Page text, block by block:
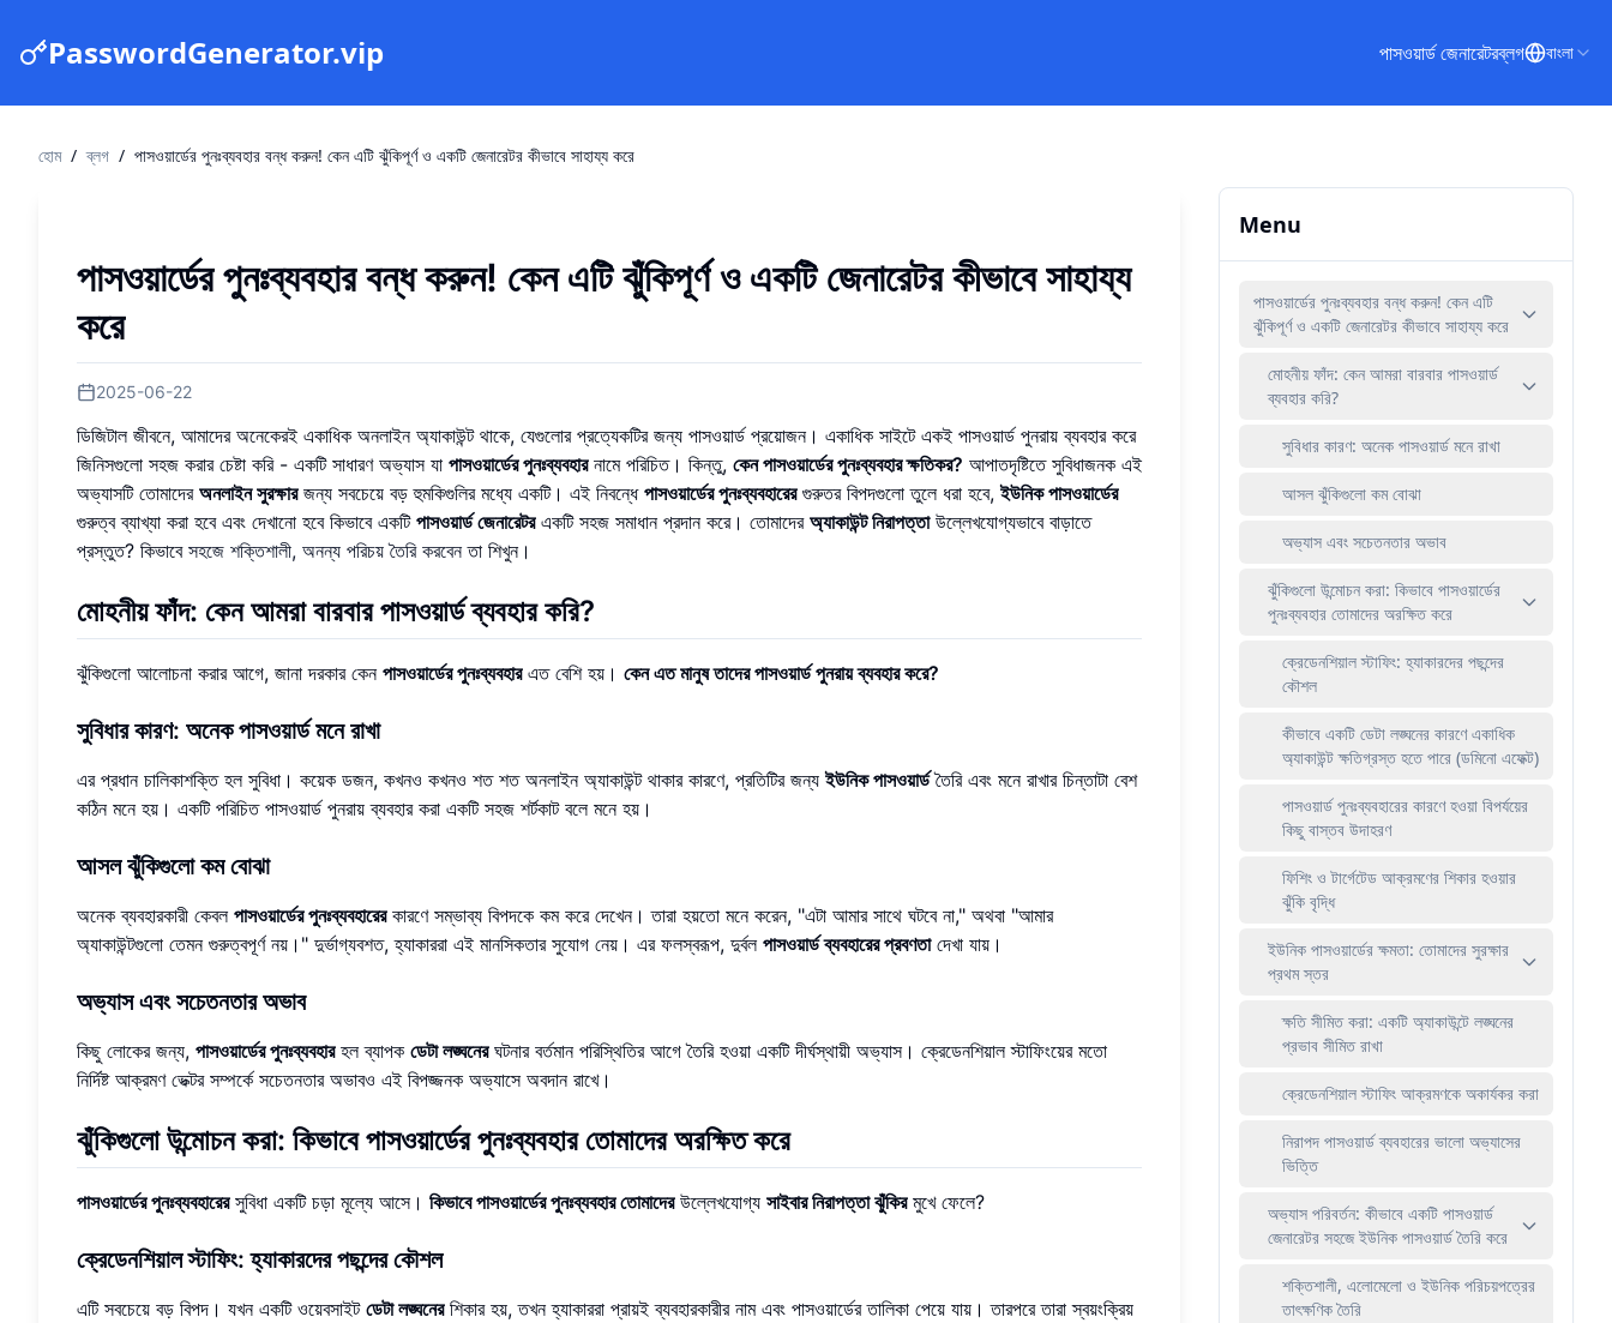
PasswordGenerator.vip পাসওয়ার্ড জেনারেটরব্লগ বাংলা
হোম / ব্লগ / পাসওয়ার্ডের পুনঃব্যবহার বন্ধ করুন! কেন এটি ঝুঁকিপূর্ণ ও একটি জেনারেটর কীভাবে সাহায্য করে
পাসওয়ার্ডের পুনঃব্যবহার বন্ধ করুন! কেন এটি ঝুঁকিপূর্ণ ও একটি জেনারেটর কীভাবে সাহায্য
করে
2025-06-22
ডিজিটাল জীবনে, আমাদের অনেকেরই একাধিক অনলাইন অ্যাকাউন্ট থাকে, যেগুলোর প্রত্যেকটির জন্য পাসওয়ার্ড প্রয়োজন। একাধিক সাইটে একই পাসওয়ার্ড পুনরায় ব্যবহার করে
জিনিসগুলো সহজ করার চেষ্টা করি - একটি সাধারণ অভ্যাস যা পাসওয়ার্ডের পুনঃব্যবহারনামে পরিচিত। কিন্তু, কেন পাসওয়ার্ডের পুনঃব্যবহার ক্ষতিকর? আপাতদৃষ্টিতে সুবিধাজনক এই
অভ্যাসটি তোমাদের অনলাইন সুরক্ষারজন্য সবচেয়ে বড় হুমকিগুলির মধ্যে একটি। এই নিবন্ধে পাসওয়ার্ডের পুনঃব্যবহারেরগুরুতর বিপদগুলো তুলে ধরা হবে,ইউনিক পাসওয়ার্ডের
গুরুত্ব ব্যাখ্যা করা হবে এবং দেখানো হবে কিভাবে একটি পাসওয়ার্ড জেনারেটরএকটি সহজ সমাধান প্রদান করে। তোমাদের অ্যাকাউন্ট নিরাপত্তাউল্লেখযোগ্যভাবে বাড়াতে
প্রস্তুত? কিভাবে সহজে শক্তিশালী, অনন্য পরিচয় তৈরি করবেনতা শিখুন।
মোহনীয় ফাঁদ: কেন আমরা বারবার পাসওয়ার্ড ব্যবহার করি?
ঝুঁকিগুলো আলোচনা করার আগে, জানা দরকার কেন পাসওয়ার্ডের পুনঃব্যবহারএত বেশি হয়। কেন এত মানুষ তাদের পাসওয়ার্ড পুনরায় ব্যবহার করে?
সুবিধার কারণ: অনেক পাসওয়ার্ড মনে রাখা
এর প্রধান চালিকাশক্তি হল সুবিধা। কয়েক ডজন, কখনও কখনও শত শত অনলাইন অ্যাকাউন্ট থাকার কারণে, প্রতিটির জন্যইউনিক পাসওয়ার্ডতৈরি এবং মনে রাখার চিন্তাটা বেশ
কঠিন মনে হয়। একটি পরিচিত পাসওয়ার্ড পুনরায় ব্যবহার করা একটি সহজ শর্টকাট বলে মনে হয়।
আসল ঝুঁকিগুলো কম বোঝা
অনেক ব্যবহারকারী কেবল পাসওয়ার্ডের পুনঃব্যবহারেরকারণে সম্ভাব্য বিপদকে কম করে দেখেন। তারা হয়তো মনে করেন, "এটা আমার সাথে ঘটবে না," অথবা "আমার
অ্যাকাউন্টগুলো তেমন গুরুত্বপূর্ণ নয়।" দুর্ভাগ্যবশত, হ্যাকাররা এই মানসিকতার সুযোগ নেয়। এর ফলস্বরূপ, দুর্বল পাসওয়ার্ড ব্যবহারের প্রবণতাদেখা যায়।
অভ্যাস এবং সচেতনতার অভাব
কিছু লোকের জন্য, পাসওয়ার্ডের পুনঃব্যবহারহল ব্যাপক ডেটা লঙ্ঘনেরঘটনার বর্তমান পরিস্থিতির আগে তৈরি হওয়া একটি দীর্ঘস্থায়ী অভ্যাস। ক্রেডেনশিয়াল স্টাফিংয়ের মতো
নির্দিষ্ট আক্রমণ ভেক্টর সম্পর্কে সচেতনতার অভাবও এই বিপজ্জনক অভ্যাসে অবদান রাখে।
ঝুঁকিগুলো উন্মোচন করা: কিভাবে পাসওয়ার্ডের পুনঃব্যবহার তোমাদের অরক্ষিত করে
পাসওয়ার্ডের পুনঃব্যবহারেরসুবিধা একটি চড়া মূল্যে আসে। কিভাবে পাসওয়ার্ডের পুনঃব্যবহার তোমাদেরউল্লেখযোগ্য সাইবার নিরাপত্তা ঝুঁকিরমুখে ফেলে?
ক্রেডেনশিয়াল স্টাফিং: হ্যাকারদের পছন্দের কৌশল
এটি সবচেয়ে বড় বিপদ। যখন একটি ওয়েবসাইট ডেটা লঙ্ঘনেরশিকার হয়, তখন হ্যাকাররা প্রায়ই ব্যবহারকারীর নাম এবং পাসওয়ার্ডের তালিকা পেয়ে যায়। তারপরে তারা স্বয়ংক্রিয়
Menu
পাসওয়ার্ডের পুনঃব্যবহার বন্ধ করুন! কেন এটি
ঝুঁকিপূর্ণ ও একটি জেনারেটর কীভাবে সাহায্য করে
মোহনীয় ফাঁদ: কেন আমরা বারবার পাসওয়ার্ড
ব্যবহার করি?
সুবিধার কারণ: অনেক পাসওয়ার্ড মনে রাখা
আসল ঝুঁকিগুলো কম বোঝা
অভ্যাস এবং সচেতনতার অভাব
ঝুঁকিগুলো উন্মোচন করা: কিভাবে পাসওয়ার্ডের
পুনঃব্যবহার তোমাদের অরক্ষিত করে
ক্রেডেনশিয়াল স্টাফিং: হ্যাকারদের পছন্দের
কৌশল
কীভাবে একটি ডেটা লঙ্ঘনের কারণে একাধিক
অ্যাকাউন্ট ক্ষতিগ্রস্ত হতে পারে (ডমিনো এফেক্ট)
পাসওয়ার্ড পুনঃব্যবহারের কারণে হওয়া বিপর্যয়ের
কিছু বাস্তব উদাহরণ
ফিশিং ও টার্গেটেড আক্রমণের শিকার হওয়ার
ঝুঁকি বৃদ্ধি
ইউনিক পাসওয়ার্ডের ক্ষমতা: তোমাদের সুরক্ষার
প্রথম স্তর
ক্ষতি সীমিত করা: একটি অ্যাকাউন্টে লঙ্ঘনের
প্রভাব সীমিত রাখা
ক্রেডেনশিয়াল স্টাফিং আক্রমণকে অকার্যকর করা
নিরাপদ পাসওয়ার্ড ব্যবহারের ভালো অভ্যাসের
ভিত্তি
অভ্যাস পরিবর্তন: কীভাবে একটি পাসওয়ার্ড
জেনারেটর সহজে ইউনিক পাসওয়ার্ড তৈরি করে
শক্তিশালী, এলোমেলো ও ইউনিক পরিচয়পত্রের
তাৎক্ষণিক তৈরি